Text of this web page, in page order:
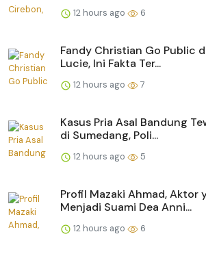
12 hours ago 6
Fandy Christian Go Public
Lucie, Ini Fakta Ter...
12 hours ago 7
Kasus Pria Asal Bandung
di Sumedang, Poli...
12 hours ago 5
Profil Mazaki Ahmad, Aktor
Menjadi Suami Dea Anni...
12 hours ago 6